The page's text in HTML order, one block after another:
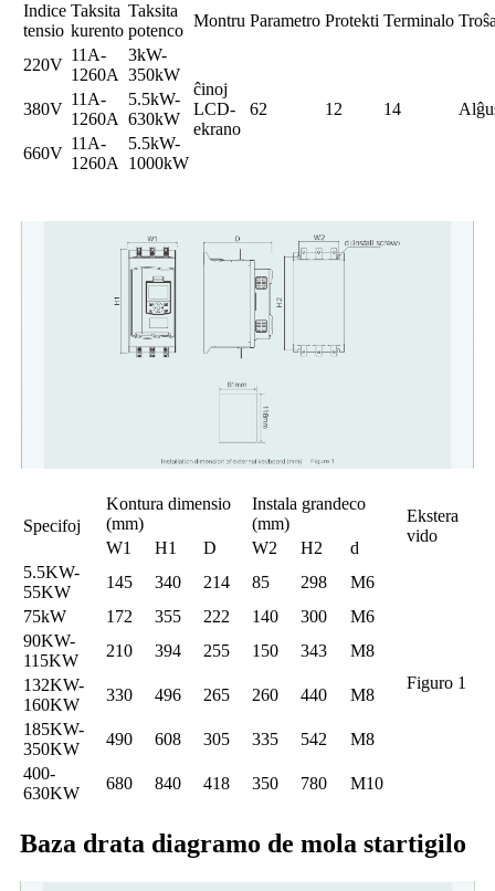
Indice
tensio
Taksita
kurento
Taksita
potenco
Montru Parametro Protekti Terminalo
220V
11A-
1260A
3kW-
350kW
ĉinoj
LCD-
ekrano
62 12 14
380V
11A-
1260A
5.5kW-
630kW
660V
11A-
1260A
5.5kW-
1000kW
Specifoj
Kontura dimensio
(mm)
Instala grandeco
(mm)
Ekstera
vido
W1 H1 D W2 H2
d
5.5KW-
55KW
145 340 214 85 298 M6
Figuro 1
75kW 172 355 222 140 300
M6
90KW-
115KW
210 394 255 150 343
M8
132KW-
160KW
330 496 265 260 440
M8
185KW-
350KW
490 608 305 335 542
M8
400-
630KW
680 840 418 350 780 M10
Baza drata diagramo de mola startigilo